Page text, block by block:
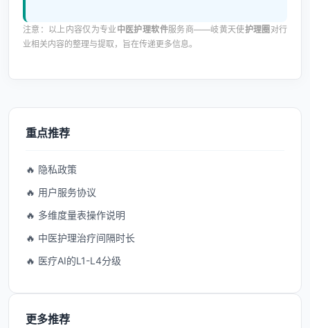
注意：以上内容仅为专业中医护理软件服务商——岐黄天使护理圈 对行
业相关内容的整理与提取，旨在传递更多信息。
重点推荐
🔥 隐私政策
🔥 用户服务协议
🔥 多维度量表操作说明
🔥 中医护理治疗间隔时长
🔥 医疗AI的L1-L4分级
更多推荐